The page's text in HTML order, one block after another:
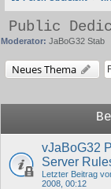
Public
Moderator: JaBoG32 Stab
Neues Thema
vJaBoG32
Server
Letzter Beitrag
2008, 00:12